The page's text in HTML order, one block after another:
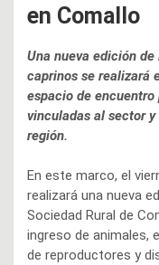
en Comallo
Una nueva edición
caprinos se realizará
espacio de
vinculadas al sector
región.
En este marco, el
realizará una nueva
Sociedad Rural de
ingreso de animales,
de reproductores y